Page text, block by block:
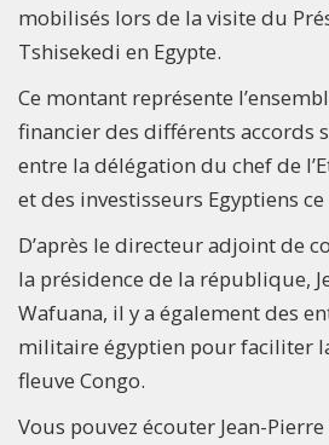
mobilisés lors de la visite du
Tshisekedi en Egypte.
Ce montant représente
financier des différents accords
entre la délégation du chef de
et des investisseurs Egyptiens
D’après le directeur adjoint de
la présidence de la république,
Wafuana, il y a également des
militaire égyptien pour faciliter
fleuve Congo.
Vous pouvez écouter Jean-